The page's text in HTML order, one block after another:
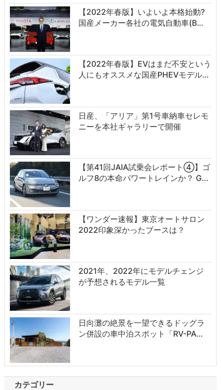
【2022年春版】いよいよ本格始動?
国産メーカー各社の電気自動車(B…
【2022年春版】EVはまだ不安という
人にもオススメな国産PHEVモデル…
日産、「アリア」第1号車納車セレモ
ニーを本社ギャラリーで開催
【第41回JAIA試乗会レポート④】ゴ
ルフ8の本命パワートレインか？ G…
【ワンダー速報】東京オートサロン
2022印象深かったブースは？
2021年、2022年にモデルチェンジ
が予想されるモデル一覧
日向灘の絶景を一望できるドッグラ
ン併設の車中泊スポット「RV-PA…
カテゴリー